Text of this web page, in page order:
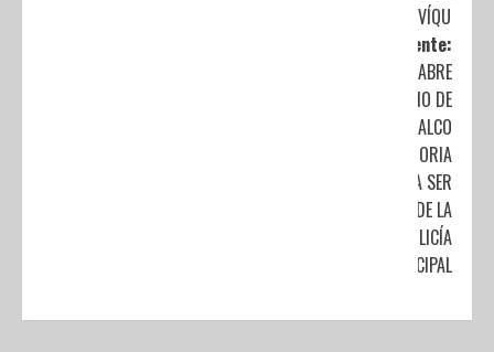
VÍQUEZ
Siguiente:
ABRE
GOBIERNO DE
COACALCO
CONVOCATORIA
PARA SER
PARTE DE LA
POLICÍA
MUNICIPAL